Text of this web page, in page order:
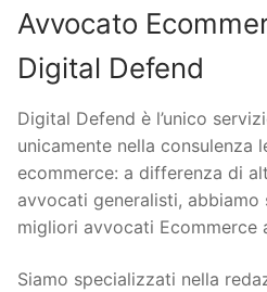
Avvocato
Digital Defend
Digital Defend è l’unico
unicamente nella consulenza
ecommerce: a differenza di
avvocati generalisti,
migliori avvocati Ecommerce
Siamo specializzati nella